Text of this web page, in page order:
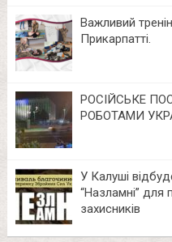
Важливий
Прикарпатті.
РОСІЙСЬКЕ
РОБОТАМИ
У Калуші
“Назламні” для
захисників